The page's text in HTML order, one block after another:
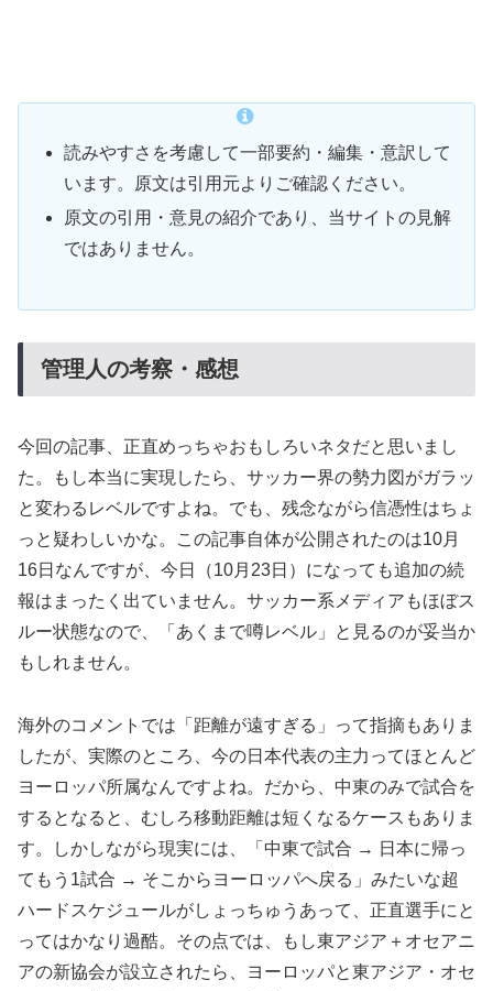
読みやすさを考慮して一部要約・編集・意訳して
います。原文は引用元よりご確認ください。
原文の引用・意見の紹介であり、当サイトの見解
ではありません。
管理人の考察・感想
今回の記事、正直めっちゃおもしろいネタだと思いまし
た。もし本当に実現したら、サッカー界の勢力図がガラッ
と変わるレベルですよね。でも、残念ながら信憑性はちょ
っと疑わしいかな。この記事自体が公開されたのは10月
16日なんですが、今日（10月23日）になっても追加の続
報はまったく出ていません。サッカー系メディアもほぼス
ルー状態なので、「あくまで噂レベル」と見るのが妥当か
もしれません。
海外のコメントでは「距離が遠すぎる」って指摘もありま
したが、実際のところ、今の日本代表の主力ってほとんど
ヨーロッパ所属なんですよね。だから、中東のみで試合を
するとなると、むしろ移動距離は短くなるケースもありま
す。しかしながら現実には、「中東で試合 → 日本に帰っ
てもう1試合 → そこからヨーロッパへ戻る」みたいな超
ハードスケジュールがしょっちゅうあって、正直選手にと
ってはかなり過酷。その点では、もし東アジア＋オセアニ
アの新協会が設立されたら、ヨーロッパと東アジア・オセ